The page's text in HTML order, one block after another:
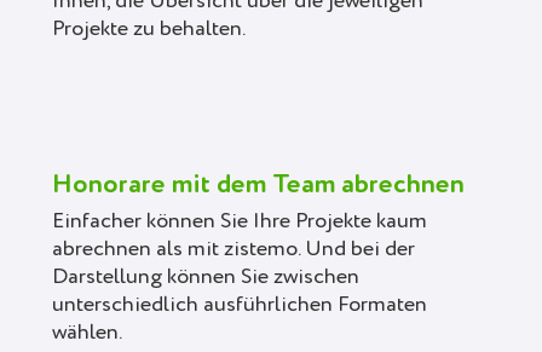
Projekte zu behalten.
Honorare mit dem Team abrechnen
Einfacher können Sie Ihre Projekte kaum
abrechnen als mit zistemo. Und bei der
Darstellung können Sie zwischen
unterschiedlich ausführlichen Formaten
wählen.